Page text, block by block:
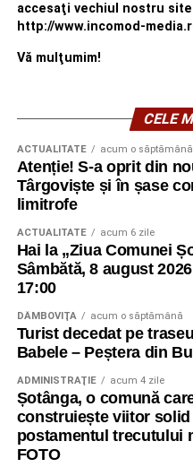
accesaţi vechiul nostru
http://www.incomod-
Vă mulţumim!
CELE
ACTUALITATE acum o săptămână
Atenție! S-a oprit din
Târgoviște și în șase
limitrofe
ACTUALITATE acum 6 zile
Hai la „Ziua Comunei
Sâmbătă, 8 august
17:00
DÂMBOVIŢA acum o săptămână
Turist decedat pe
Babele – Peștera din
ADMINISTRAŢIE acum 4 zile
Șotânga, o comună
construiește viitor solid
postamentul trecutului
FOTO